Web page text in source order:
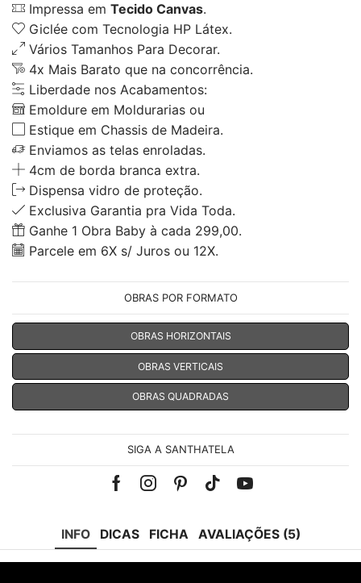
Impressa em Tecido Canvas.
Giclée com Tecnologia HP Látex.
Vários Tamanhos Para Decorar.
4x Mais Barato que na concorrência.
Liberdade nos Acabamentos:
Emoldure em Moldurarias ou
Estique em Chassis de Madeira.
Enviamos as telas enroladas.
4cm de borda branca extra.
Dispensa vidro de proteção.
Exclusiva Garantia pra Vida Toda.
Ganhe 1 Obra Baby à cada 299,00.
Parcele em 6X s/ Juros ou 12X.
OBRAS POR FORMATO
OBRAS HORIZONTAIS
OBRAS VERTICAIS
OBRAS QUADRADAS
SIGA A SANTHATELA
Facebook
Instagram
Pinterest
Tik-Youtube
INFO DICAS FICHA AVALIAÇÕES (5)